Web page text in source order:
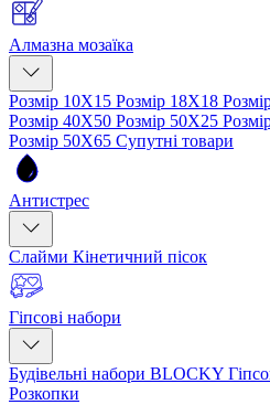
Алмазна мозаїка
Розмір 10Х15 Розмір 18Х18
Розмір 40Х50 Розмір 50Х25
Розмір 50Х65 Супутні товари
Антистрес
Слайми Кінетичний пісок
Гіпсові набори
Будівельні набори BLOCKY
Розкопки